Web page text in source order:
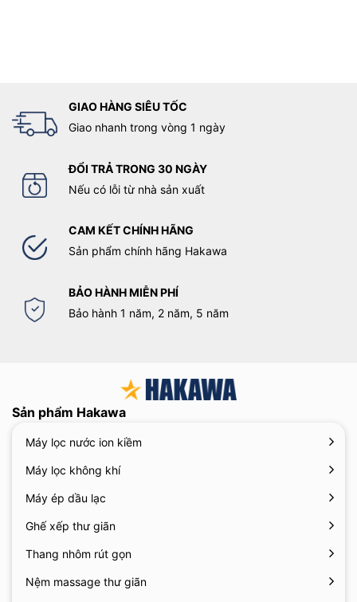
GIAO HÀNG SIÊU TỐC
Giao nhanh trong vòng 1 ngày
ĐỔI TRẢ TRONG 30 NGÀY
Nếu có lỗi từ nhà sản xuất
CAM KẾT CHÍNH HÃNG
Sản phẩm chính hãng Hakawa
BẢO HÀNH MIỄN PHÍ
Bảo hành 1 năm, 2 năm, 5 năm
Sản phẩm Hakawa
Máy lọc nước ion kiềm
Máy lọc không khí
Máy ép dầu lạc
Ghế xếp thư giãn
Thang nhôm rút gọn
Nệm massage thư giãn